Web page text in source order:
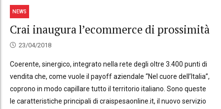
NEWS
Crai inaugura l’ecommerce di prossimità
23/04/2018
Coerente, sinergico, integrato nella rete degli oltre 3.400 punti di
vendita che, come vuole il payoff aziendale “Nel cuore dell’Italia”,
coprono in modo capillare tutto il territorio italiano. Sono queste
le caratteristiche principali di craispesaonline.it, il nuovo servizio